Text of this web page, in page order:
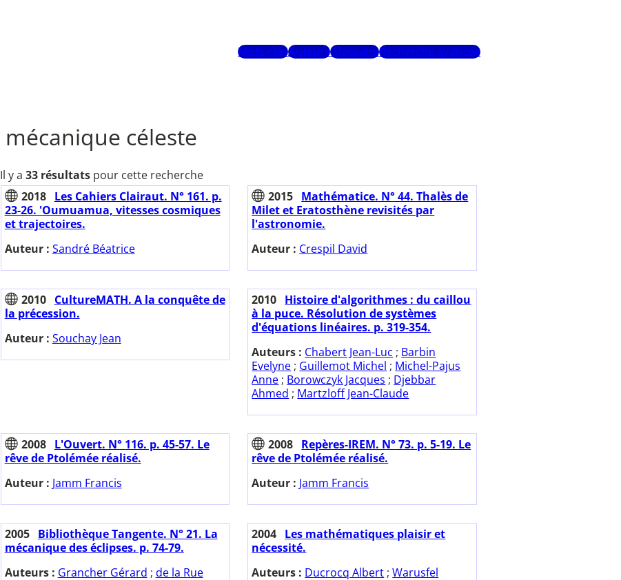
Mots-clésAuteursGlossaireRecherche avancée
mécanique céleste
Il y a 33 résultatspour cette recherche
2018
Les Cahiers Clairaut. N° 161. p.
23-26. 'Oumuamua, vitesses cosmiques
et trajectoires.
Auteur : Sandré Béatrice
2015 Mathématice. N° 44. Thalès de
Milet et Eratosthène revisités par
l'astronomie.
Auteur : Crespil David
2010
CultureMATH. A la conquête de
la précession.
Auteur : Souchay Jean
2010 Histoire d'algorithmes : du caillou
à la puce. Résolution de systèmes
d'équations linéaires. p. 319-354.
Auteurs : Chabert Jean-Luc ; Barbin
Evelyne ; Guillemot Michel ; Michel-Pajus
Anne ; Borowczyk Jacques ; Djebbar
Ahmed ; Martzloff Jean-Claude
2008
L'Ouvert. N° 116. p. 45-57. Le
rêve de Ptolémée réalisé.
Auteur : Jamm Francis
2008 Repères-IREM. N° 73. p. 5-19. Le
rêve de Ptolémée réalisé.
Auteur : Jamm Francis
2005
Bibliothèque Tangente. N° 21. La
mécanique des éclipses. p. 74-79.
Auteurs : Grancher Gérard ; de la Rue
2004 Les mathématiques plaisir et
nécessité.
Auteurs : Ducrocq Albert ;Warusfel